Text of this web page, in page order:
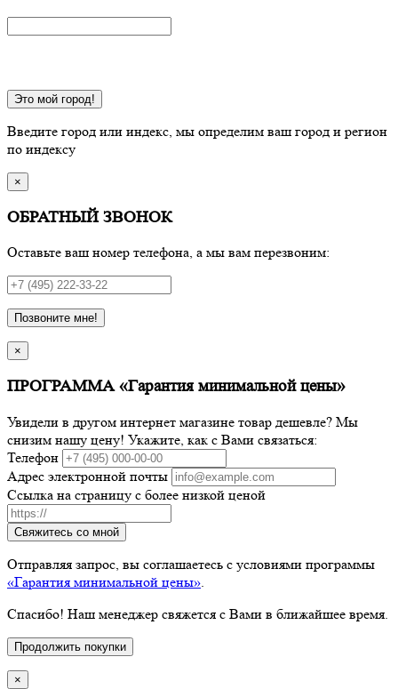
Это мой город!
Введите город или индекс, мы определим ваш город и регион
по индексу
×
ОБРАТНЫЙ ЗВОНОК
Оставьте ваш номер телефона, а мы вам перезвоним:
Позвоните мне!
×
ПРОГРАММА «Гарантия минимальной цены»
Увидели в другом интернет магазине товар дешевле? Мы
снизим нашу цену! Укажите, как с Вами связаться:
Телефон
Адрес электронной почты
Ссылка на страницу с более низкой ценой
Свяжитесь со мной
Отправляя запрос, вы соглашаетесь с условиями программы
«Гарантия минимальной цены»
Спасибо! Наш менеджер свяжется с Вами в ближайшее время.
Продолжить покупки
×